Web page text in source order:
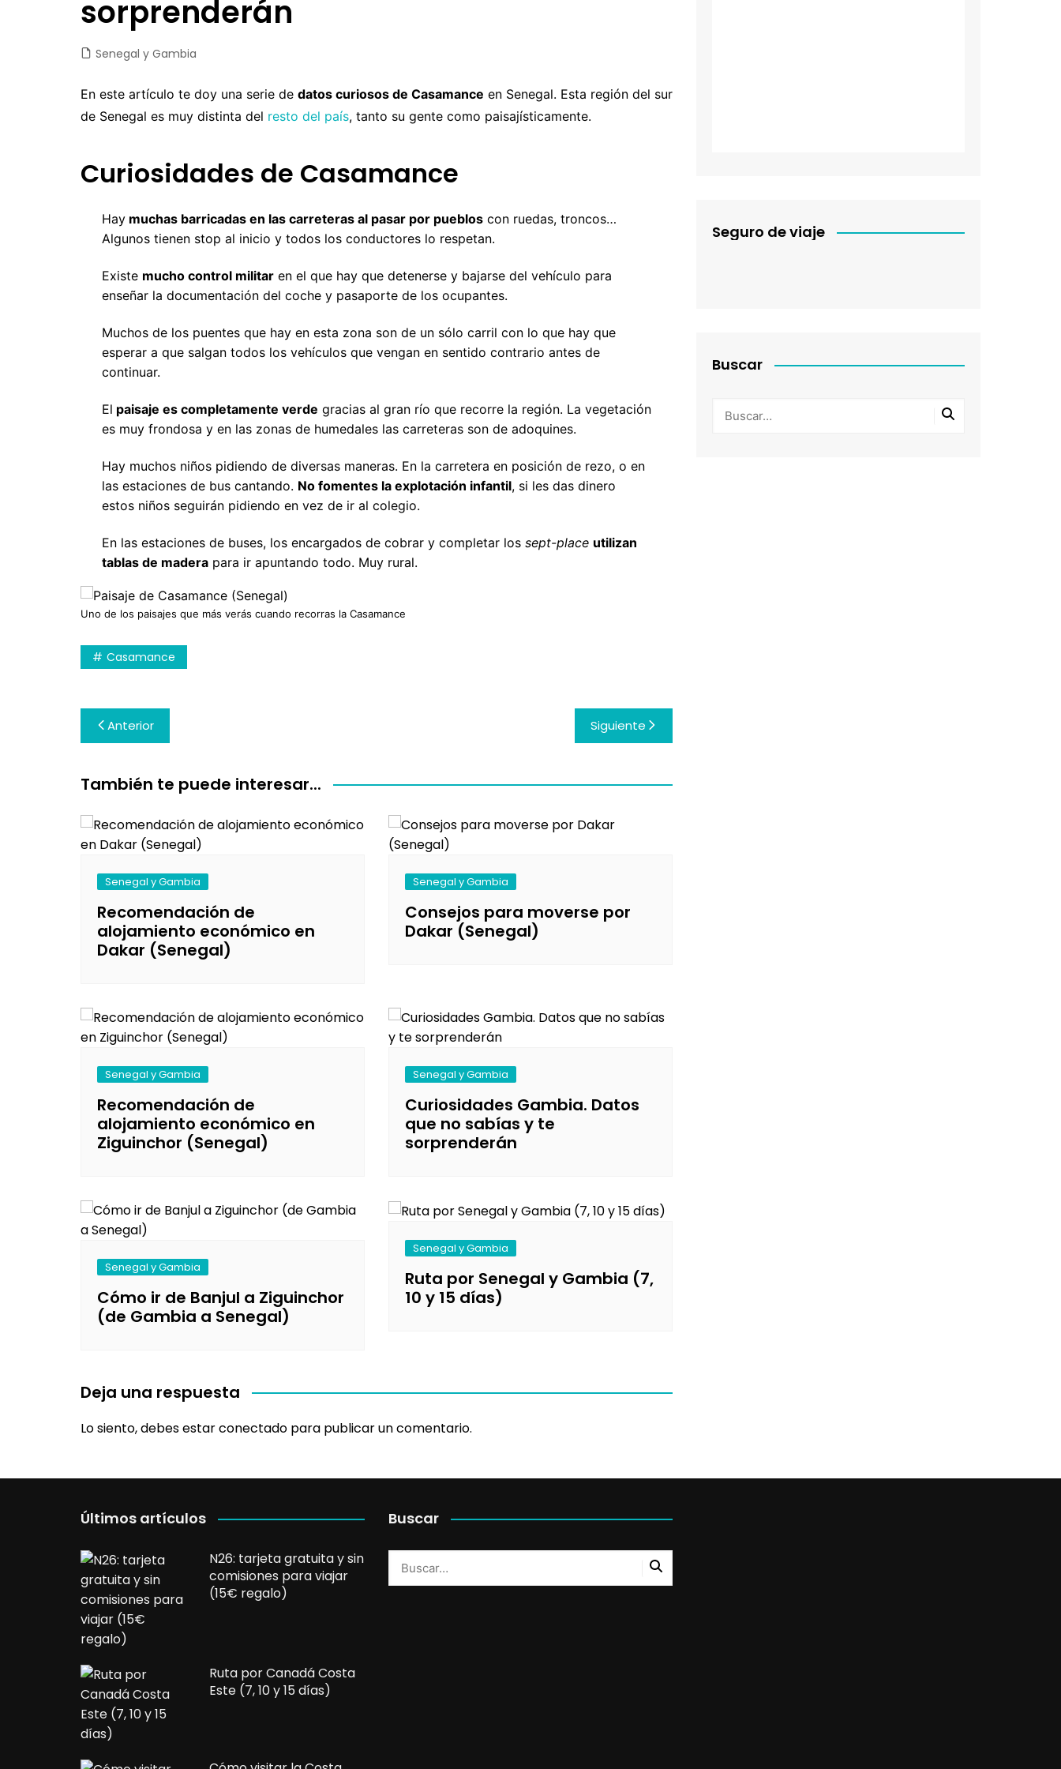
Tenerife
Castilla y León
Castilla-La Mancha
Comunidad Valenciana
Galicia
Navarra
Chile
Cuba
EEUU
México
Nicaragua
Panamá
Perú
Uruguay
Japón
Malasia
Myanmar
Sri Lanka
Tailandia
Taiwan
Vietnam
Eslovenia
Finlandia
Grecia
Islandia
Italia
Malta
Portugal
Suiza
Tours en español
sorprenderán
Senegal y Gambia
En este artículo te doy una serie de datos curiosos de Casamance en Senegal. Esta región del sur
de Senegal es muy distinta del resto del país, tanto su gente como paisajísticamente.
Curiosidades de Casamance
Hay muchas barricadas en las carreteras al pasar por pueblos con ruedas, troncos…
Algunos tienen stop al inicio y todos los conductores lo respetan.
Existe mucho control militar en el que hay que detenerse y bajarse del vehículo para
enseñar la documentación del coche y pasaporte de los ocupantes.
Muchos de los puentes que hay en esta zona son de un sólo carril con lo que hay que
esperar a que salgan todos los vehículos que vengan en sentido contrario antes de
continuar.
El paisaje es completamente verde gracias al gran río que recorre la región. La vegetación
es muy frondosa y en las zonas de humedales las carreteras son de adoquines.
Hay muchos niños pidiendo de diversas maneras. En la carretera en posición de rezo, o en
las estaciones de bus cantando. No fomentes la explotación infantil, si les das dinero
estos niños seguirán pidiendo en vez de ir al colegio.
En las estaciones de buses, los encargados de cobrar y completar los sept-place utilizan
tablas de madera para ir apuntando todo. Muy rural.
Uno de los paisajes que más verás cuando recorras la Casamance
Casamance
Navegación
de
entradas
Anterior Siguiente
También te puede interesar...
Senegal y Gambia
Recomendación de
alojamiento económico en
Dakar (Senegal)
Senegal y Gambia
Consejos para moverse por
Dakar (Senegal)
Senegal y Gambia
Recomendación de
alojamiento económico en
Ziguinchor (Senegal)
Senegal y Gambia
Curiosidades Gambia. Datos
que no sabías y te
sorprenderán
Senegal y Gambia
Cómo ir de Banjul a Ziguinchor
(de Gambia a Senegal)
Senegal y Gambia
Ruta por Senegal y Gambia (7,
10 y 15 días)
Deja una respuesta
Lo siento, debes estarconectado para publicar un comentario.
Seguro de viaje
Buscar
Últimos artículos
N26: tarjeta gratuita y sin
comisiones para viajar
(15€ regalo)
Ruta por Canadá Costa
Este (7, 10 y 15 días)
Buscar